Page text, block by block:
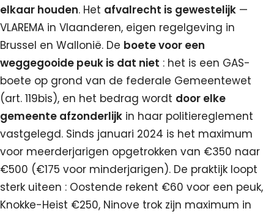
elkaar houden. Het afvalrecht is gewestelijk —
VLAREMA in Vlaanderen, eigen regelgeving in
Brussel en Wallonië. De boete voor een
weggegooide peuk is dat niet : het is een GAS-
boete op grond van de federale Gemeentewet
(art. 119bis), en het bedrag wordt door elke
gemeente afzonderlijk in haar politiereglement
vastgelegd. Sinds januari 2024 is het maximum
voor meerderjarigen opgetrokken van €350 naar
€500 (€175 voor minderjarigen). De praktijk loopt
sterk uiteen : Oostende rekent €60 voor een peuk,
Knokke-Heist €250, Ninove trok zijn maximum in